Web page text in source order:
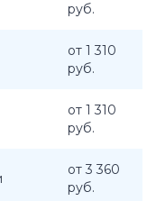
руб.
от 1 310
руб.
от 1 310
руб.
от 3 360
руб.